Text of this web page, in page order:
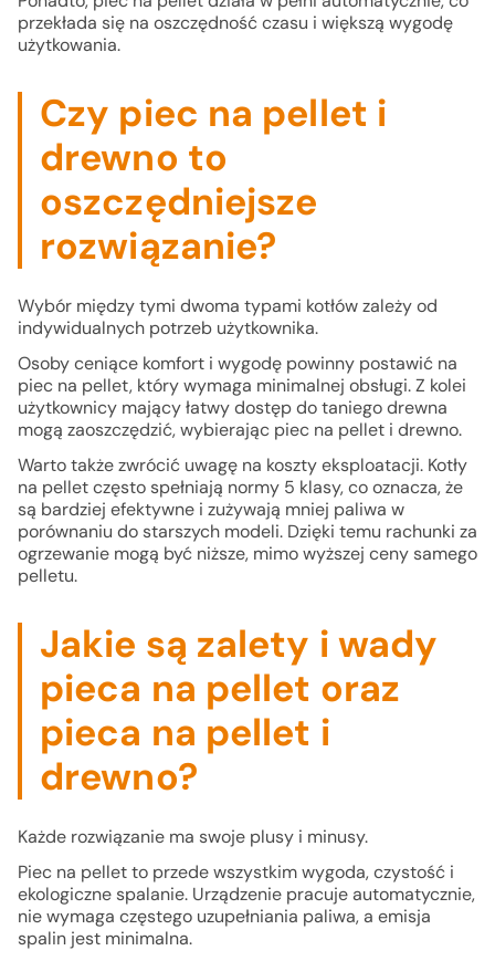
przekłada się na oszczędność czasu i większą wygodę
użytkowania.
Czy piec na pellet i
drewno to
oszczędniejsze
rozwiązanie?
Wybór między tymi dwoma typami kotłów zależy od
indywidualnych potrzeb użytkownika.
Osoby ceniące komfort i wygodę powinny postawić na
piec na pellet, który wymaga minimalnej obsługi. Z kolei
użytkownicy mający łatwy dostęp do taniego drewna
mogą zaoszczędzić, wybierając piec na pellet i drewno.
Warto także zwrócić uwagę na koszty eksploatacji. Kotły
na pellet często spełniają normy 5 klasy, co oznacza, że
są bardziej efektywne i zużywają mniej paliwa w
porównaniu do starszych modeli. Dzięki temu rachunki za
ogrzewanie mogą być niższe, mimo wyższej ceny samego
pelletu.
Jakie są zalety i wady
pieca na pellet oraz
pieca na pellet i
drewno?
Każde rozwiązanie ma swoje plusy i minusy.
Piec na pellet to przede wszystkim wygoda, czystość i
ekologiczne spalanie. Urządzenie pracuje automatycznie,
nie wymaga częstego uzupełniania paliwa, a emisja
spalin jest minimalna.